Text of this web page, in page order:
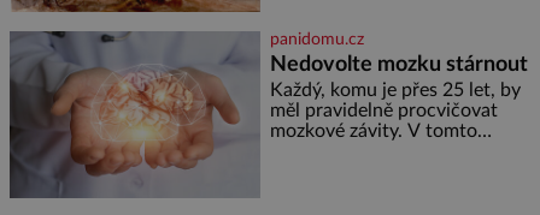
ale doprovázena ohromným
dědictvím
panidomu.cz
Nedovolte mozku stárnout
Každý, komu je přes 25 let, by
měl pravidelně procvičovat
mozkové závity. V tomto